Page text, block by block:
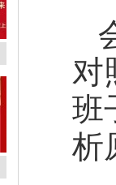
对
班
析